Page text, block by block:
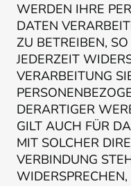
WERDEN IHRE
DATEN
ZU BETREIBEN,
JEDERZEIT
VERARBEITUNG
DERARTIGER
GILT AUCH FÜR
MIT SOLCHER
VERBINDUNG